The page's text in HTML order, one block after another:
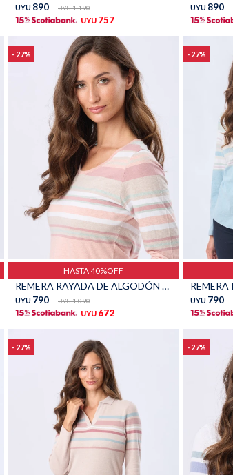
UYU 890 UYU 1.190
UYU 757
UYU 890
27
HASTA 40%OFF
REMERA RAYADA DE ALGODÓN - Coral
UYU 790 UYU 1.090
UYU 672
27
Talle
UYU 790
27 27